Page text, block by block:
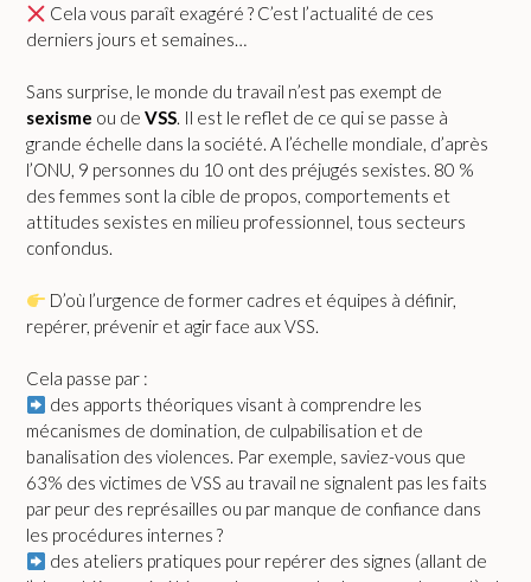
Cela vous paraît exagéré ? C’est l’actualité de ces
derniers jours et semaines…
Sans surprise, le monde du travail n’est pas exempt de
sexisme ou de VSS. Il est le reflet de ce qui se passe à
grande échelle dans la société. A l’échelle mondiale, d’après
l’ONU, 9 personnes du 10 ont des préjugés sexistes. 80 %
des femmes sont la cible de propos, comportements et
attitudes sexistes en milieu professionnel, tous secteurs
confondus.
D’où l’urgence de former cadres et équipes à définir,
repérer, prévenir et agir face aux VSS.
Cela passe par :
des apports théoriques visant à comprendre les
mécanismes de domination, de culpabilisation et de
banalisation des violences. Par exemple, saviez-vous que
63% des victimes de VSS au travail ne signalent pas les faits
par peur des représailles ou par manque de confiance dans
les procédures internes ?
des ateliers pratiques pour repérer des signes (allant de